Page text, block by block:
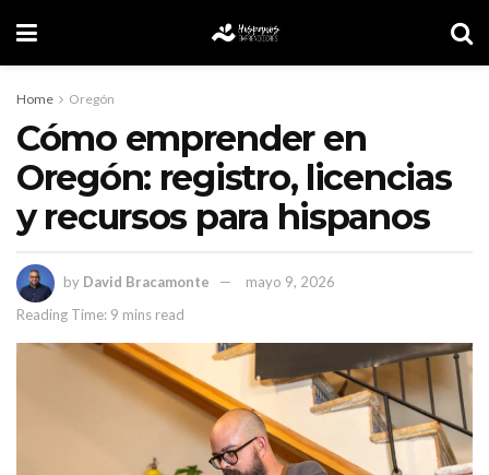
Home Oregón
Cómo emprender en
Oregón: registro, licencias
y recursos para hispanos
by David Bracamonte
mayo 9, 2026
Reading Time: 9 mins read